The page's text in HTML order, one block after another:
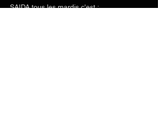
SAIDA tous les mardis c'est :